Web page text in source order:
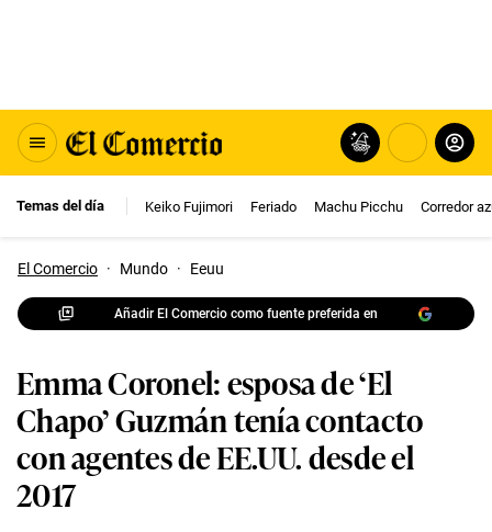
Temas del día Keiko Fujimori Feriado Machu Picchu Corredor
El Comercio · Mundo · Eeuu
Añadir El Comercio como fuente preferida en
Emma Coronel: esposa de ‘El
Chapo’ Guzmán tenía contacto
con agentes de EE.UU. desde el
2017